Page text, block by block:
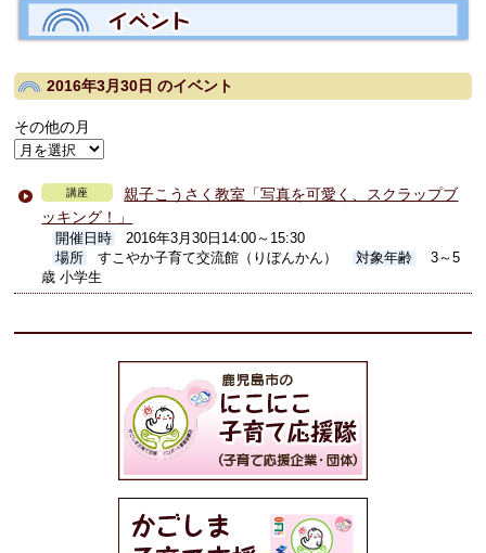
2016年3月30日のイベント
その他の月
講座
親子こうさく教室「写真を可愛く、スクラップブ
ッキング！」
開催日時
2016年3月30日14:00～15:30
場所
すこやか子育て交流館（りぼんかん） 対象年齢
3～5
歳 小学生